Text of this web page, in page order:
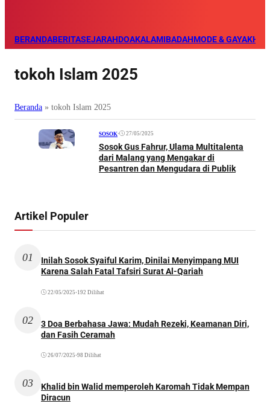
BERANDABERITASEJARAHDOAKALAMIBADAHMODE & GAYA
tokoh Islam 2025
Beranda » tokoh Islam 2025
SOSOK• 27/05/2025
Sosok Gus Fahrur, Ulama Multitalenta
dari Malang yang Mengakar di
Pesantren dan Mengudara di Publik
Artikel Populer
01
Inilah Sosok Syaiful Karim, Dinilai Menyimpang MUI
Karena Salah Fatal Tafsiri Surat Al-Qariah
22/05/2025 •192 Dilihat
02
3 Doa Berbahasa Jawa: Mudah Rezeki, Keamanan Diri,
dan Fasih Ceramah
26/07/2025 •98 Dilihat
03
Khalid bin Walid memperoleh Karomah Tidak Mempan
Diracun